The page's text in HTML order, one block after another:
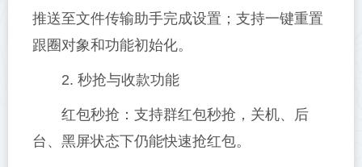
推送至文件传输助手完成设置；支持一键重置
跟圈对象和功能初始化。
2. 秒抢与收款功能
红包秒抢：支持群红包秒抢，关机、后
台、黑屏状态下仍能快速抢红包。